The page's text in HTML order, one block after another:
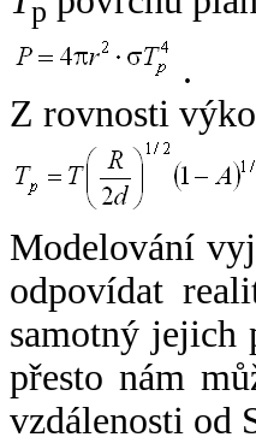
p
.
Z rovnosti
Modelování
odpovídat
samotný jejich
přesto nám
vzdálenosti od